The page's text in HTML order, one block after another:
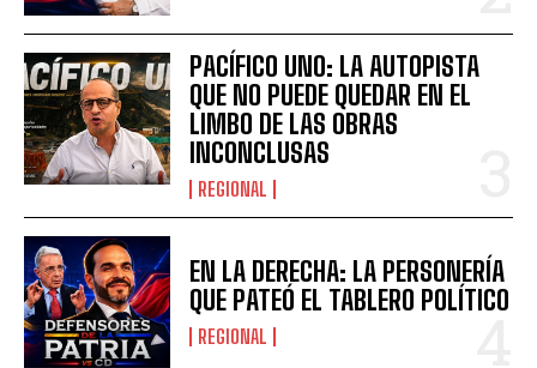
PACÍFICO UNO: LA AUTOPISTA
QUE NO PUEDE QUEDAR EN EL
LIMBO DE LAS OBRAS
INCONCLUSAS
REGIONAL
EN LA DERECHA: LA PERSONERÍA
QUE PATEÓ EL TABLERO POLÍTICO
REGIONAL